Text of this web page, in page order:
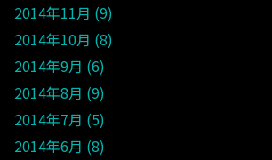
2014年11月 9
2014年10月 8
2014年9月 6
2014年8月 9
2014年7月 5
2014年6月 8